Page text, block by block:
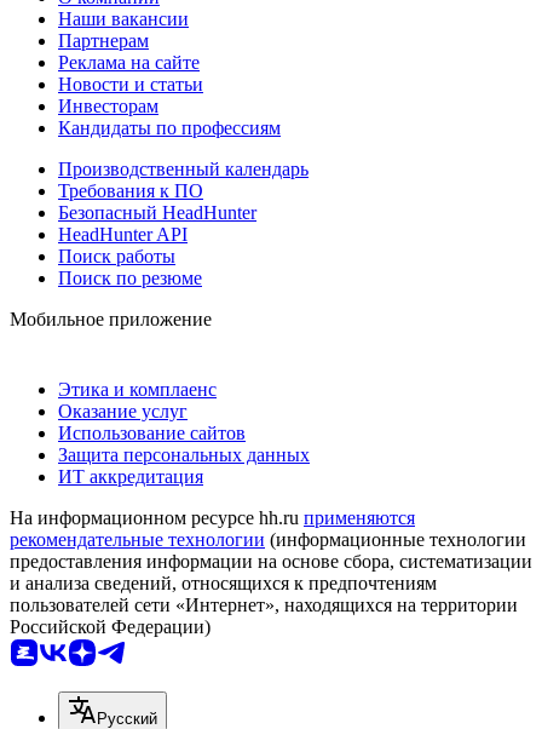
Наши вакансии
Партнерам
Реклама на сайте
Новости и статьи
Инвесторам
Кандидаты по профессиям
Производственный календарь
Требования к ПО
Безопасный HeadHunter
HeadHunter API
Поиск работы
Поиск по резюме
Мобильное приложение
Этика и комплаенс
Оказание услуг
Использование сайтов
Защита персональных данных
ИТ аккредитация
На информационном ресурсе hh.ru применяются
рекомендательные технологии (информационные технологии
предоставления информации на основе сбора, систематизации
и анализа сведений, относящихся к предпочтениям
пользователей сети «Интернет», находящихся на территории
Российской Федерации)
Русский